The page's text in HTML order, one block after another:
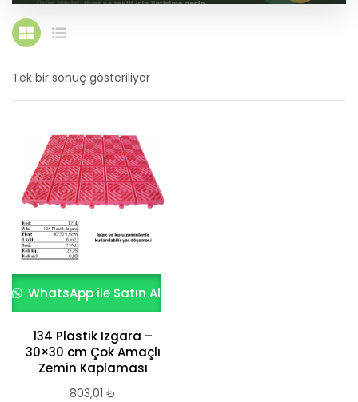
Tek bir sonuç gösteriliyor
WhatsApp ile Satın Al
134 Plastik Izgara –
30×30 cm Çok Amaçlı
Zemin Kaplaması
803,01 ₺